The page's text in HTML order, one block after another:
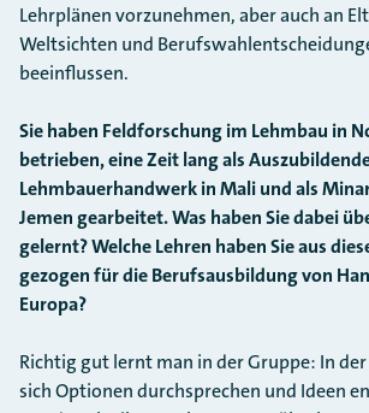
Lehrplänen vorzunehmen, aber auch an
Weltsichten und
beeinflussen.
Sie haben Feldforschung im Lehmbau in
betrieben, eine Zeit lang als
Lehmbauerhandwerk in Mali und als
Jemen gearbeitet. Was haben Sie dabei
gelernt? Welche Lehren haben Sie aus
gezogen für die Berufsausbildung von
Europa?
Richtig gut lernt man in der Gruppe: In
sich Optionen durchsprechen und Ideen